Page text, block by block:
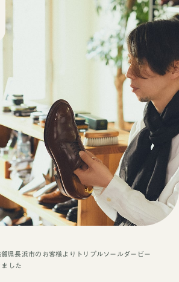
県長浜市のお客様よりトリプルソールダービー
した